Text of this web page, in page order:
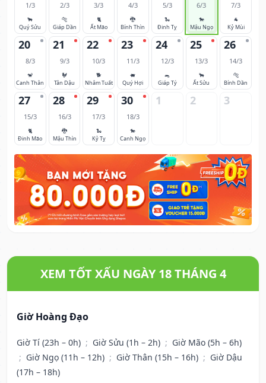
1/3
🐂
Quý Sửu
2/3
🐅
Giáp Dần
3/3
🐈
Ất Mão
4/3
🐉
Bính Thìn
5/3
🐍
Đinh Tỵ
6/3
🐎
Mậu Ngọ
7/3
🐐
Kỷ Mùi
20
8/3
🐒
Canh Thân
21
9/3
🐓
Tân Dậu
22
10/3
🐕
Nhâm Tuất
23
11/3
🐖
Quý Hợi
24
12/3
🐀
Giáp Tý
25
13/3
🐂
Ất Sửu
26
14/3
🐅
Bính Dần
27
15/3
🐈
Đinh Mão
28
16/3
🐉
Mậu Thìn
29
17/3
🐍
Kỷ Tỵ
30
18/3
🐎
Canh Ngọ
1 2 3
XEM TỐT XẤU NGÀY 18 THÁNG 4
Giờ Hoàng Đạo
Giờ Tí (23h – 0h) ; Giờ Sửu (1h – 2h) ; Giờ Mão (5h – 6h)
; Giờ Ngọ (11h – 12h) ; Giờ Thân (15h – 16h) ; Giờ Dậu
(17h – 18h)